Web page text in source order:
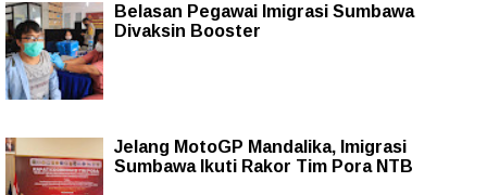
Belasan Pegawai Imigrasi Sumbawa
Divaksin Booster
Jelang MotoGP Mandalika, Imigrasi
Sumbawa Ikuti Rakor Tim Pora NTB